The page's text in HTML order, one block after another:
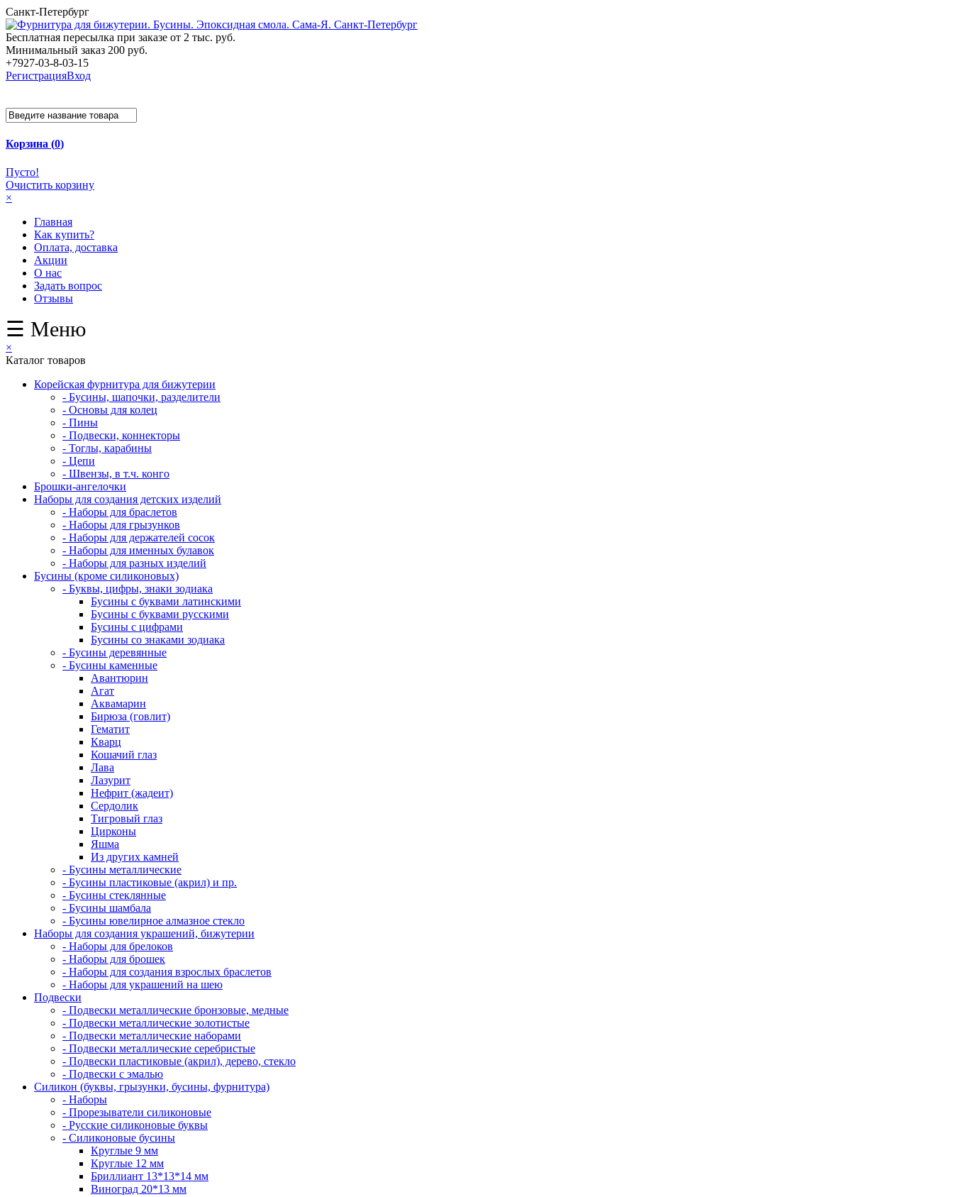
Санкт-Петербург
Бесплатная пересылка при заказе от 2 тыс. руб.
Минимальный заказ 200 руб.
+7927-03-8-03-15
РегистрацияВход
Корзина (0)
Пусто!
Очистить корзину
×
Главная
Как купить?
Оплата, доставка
Акции
О нас
Задать вопрос
Отзывы
☰ Меню
×
Каталог товаров
Корейская фурнитура для бижутерии
- Бусины, шапочки, разделители
- Основы для колец
- Пины
- Подвески, коннекторы
- Тоглы, карабины
- Цепи
- Швензы, в т.ч. конго
Брошки-ангелочки
Наборы для создания детских изделий
- Наборы для браслетов
- Наборы для грызунков
- Наборы для держателей сосок
- Наборы для именных булавок
- Наборы для разных изделий
Бусины (кроме силиконовых)
- Буквы, цифры, знаки зодиака
Бусины с буквами латинскими
Бусины с буквами русскими
Бусины с цифрами
Бусины со знаками зодиака
- Бусины деревянные
- Бусины каменные
Авантюрин
Агат
Аквамарин
Бирюза (говлит)
Гематит
Кварц
Кошачий глаз
Лава
Лазурит
Нефрит (жадеит)
Сердолик
Тигровый глаз
Цирконы
Яшма
Из других камней
- Бусины металлические
- Бусины пластиковые (акрил) и пр.
- Бусины стеклянные
- Бусины шамбала
- Бусины ювелирное алмазное стекло
Наборы для создания украшений, бижутерии
- Наборы для брелоков
- Наборы для брошек
- Наборы для создания взрослых браслетов
- Наборы для украшений на шею
Подвески
- Подвески металлические бронзовые, медные
- Подвески металлические золотистые
- Подвески металлические наборами
- Подвески металлические серебристые
- Подвески пластиковые (акрил), дерево, стекло
- Подвески с эмалью
Силикон (буквы, грызунки, бусины, фурнитура)
- Наборы
- Прорезыватели силиконовые
- Русские силиконовые буквы
- Силиконовые бусины
Круглые 9 мм
Круглые 12 мм
Бриллиант 13*13*14 мм
Виноград 20*13 мм